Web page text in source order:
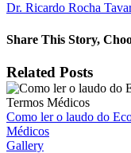
Dr. Ricardo Rocha
Share This Story,
Facebook
X
Reddit
LinkedIn
Tumblr
Pinterest
Vk
Email
Related Posts
Como ler o laudo do
Médicos
Gallery